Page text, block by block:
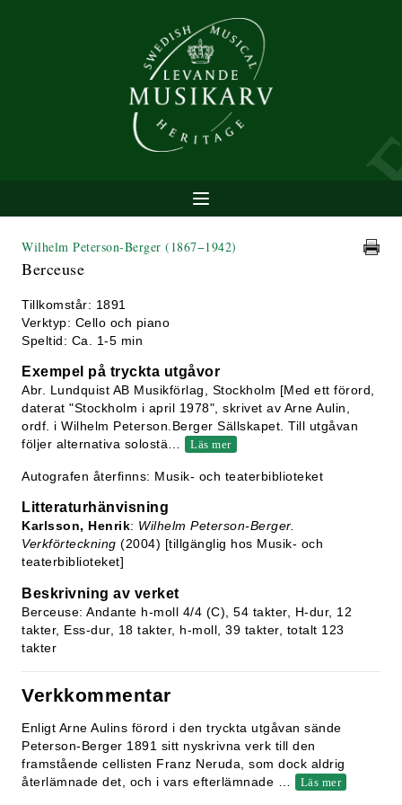
Wilhelm Peterson-Berger (1867−1942)
Berceuse
Tillkomstår: 1891
Verktyp: Cello och piano
Speltid: Ca. 1-5 min
Exempel på tryckta utgåvor
Abr. Lundquist AB Musikförlag, Stockholm [Med ett förord,
daterat "Stockholm i april 1978", skrivet av Arne Aulin,
ordf. i Wilhelm Peterson.Berger Sällskapet. Till utgåvan
följer alternativa solostä
Läs mer
Autografen återfinns: Musik- och teaterbiblioteket
Litteraturhänvisning
Karlsson, Henrik: Wilhelm Peterson-Berger.
Verkförteckning (2004) [tillgänglig hos Musik- och
teaterbiblioteket]
Beskrivning av verket
Berceuse: Andante h-moll 4/4 (C), 54 takter, H-dur, 12
takter, Ess-dur, 18 takter, h-moll, 39 takter, totalt 123
takter
Verkkommentar
Enligt Arne Aulins förord i den tryckta utgåvan sände
Peterson-Berger 1891 sitt nyskrivna verk till den
framstående cellisten Franz Neruda, som dock aldrig
återlämnade det, och i vars efterlämnade
Läs mer